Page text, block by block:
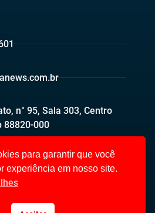
n° 95, Sala 303, Centro
88820-000
para garantir que você
experiência em nosso site.